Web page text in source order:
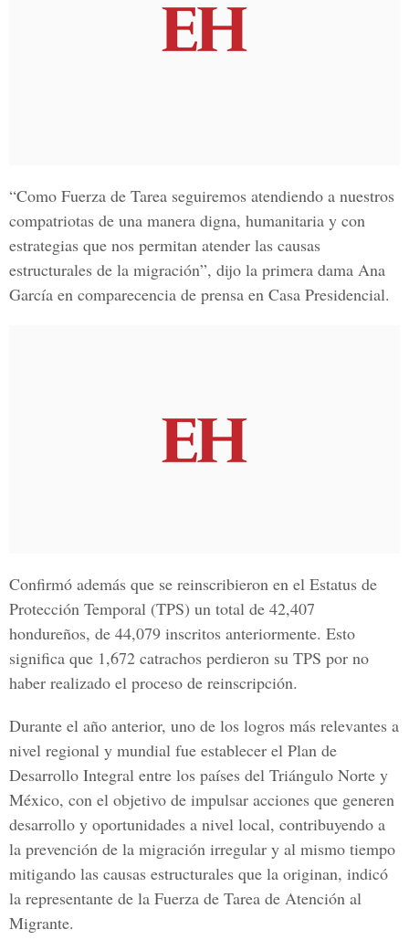
“Como Fuerza de Tarea seguiremos atendiendo a nuestros
compatriotas de una manera digna, humanitaria y con
estrategias que nos permitan atender las causas
estructurales de la migración”, dijo la primera dama Ana
García en comparecencia de prensa en Casa Presidencial.
Confirmó además que se reinscribieron en el Estatus de
Protección Temporal (TPS) un total de 42,407
hondureños, de 44,079 inscritos anteriormente. Esto
significa que 1,672 catrachos perdieron su TPS por no
haber realizado el proceso de reinscripción.
Durante el año anterior, uno de los logros más relevantes a
nivel regional y mundial fue establecer el Plan de
Desarrollo Integral entre los países del Triángulo Norte y
México, con el objetivo de impulsar acciones que generen
desarrollo y oportunidades a nivel local, contribuyendo a
la prevención de la migración irregular y al mismo tiempo
mitigando las causas estructurales que la originan, indicó
la representante de la Fuerza de Tarea de Atención al
Migrante.